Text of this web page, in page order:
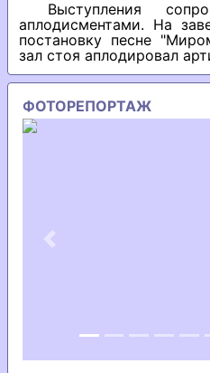
Выступления
аплодисментами. На
постановку песне
зал стоя аплодировал
ФОТОРЕПОРТАЖ
Previous